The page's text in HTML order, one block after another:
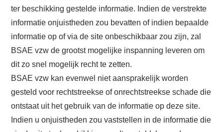
ter beschikking gestelde informatie. Indien de verstrekte
informatie onjuistheden zou bevatten of indien bepaalde
informatie op of via de site onbeschikbaar zou zijn, zal
BSAE vzw de grootst mogelijke inspanning leveren om
dit zo snel mogelijk recht te zetten.
BSAE vzw kan evenwel niet aansprakelijk worden
gesteld voor rechtstreekse of onrechtstreekse schade die
ontstaat uit het gebruik van de informatie op deze site.
Indien u onjuistheden zou vaststellen in de informatie die